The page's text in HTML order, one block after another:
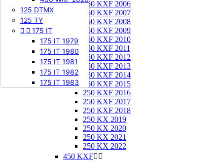
125 DTMX
125 TY
  175 IT
175 IT 1979
175 IT 1980
175 IT 1981
175 IT 1982
175 IT 1983
250 KXF 2006
250 KXF 2007
250 KXF 2008
250 KXF 2009
250 KXF 2010
250 KXF 2011
250 KXF 2012
250 KXF 2013
250 KXF 2014
250 KXF 2015
250 KXF 2016
250 KXF 2017
250 KXF 2018
250 KX 2019
250 KX 2020
250 KX 2021
250 KX 2022
450 KXF 